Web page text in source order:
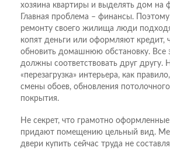
хозяина квартиры и выделять дом на
Главная проблема – финансы. Поэтому
ремонту своего жилища люди
копят деньги или оформляют кредит,
обновить домашнюю обстановку. Все
должны соответствовать друг другу.
«перезагрузка» интерьера, как
смены обоев, обновления
покрытия.
Не секрет, что грамотно
придают помещению цельный вид.
двери купить сейчас труда не